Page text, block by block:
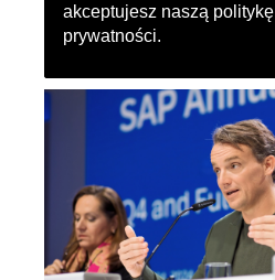
akceptujesz naszą politykę
prywatności.